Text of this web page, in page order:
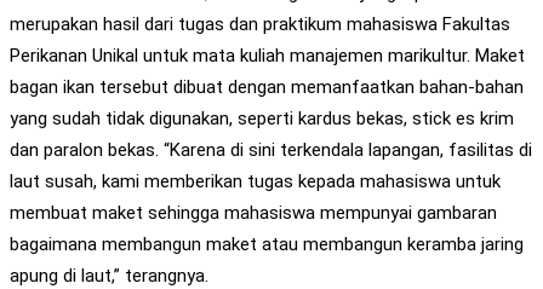
merupakan hasil dari tugas dan praktikum mahasiswa Fakultas
Perikanan Unikal untuk mata kuliah manajemen marikultur. Maket
bagan ikan tersebut dibuat dengan memanfaatkan bahan-bahan
yang sudah tidak digunakan, seperti kardus bekas, stick es krim
dan paralon bekas. “Karena di sini terkendala lapangan, fasilitas di
laut susah, kami memberikan tugas kepada mahasiswa untuk
membuat maket sehingga mahasiswa mempunyai gambaran
bagaimana membangun maket atau membangun keramba jaring
apung di laut,” terangnya.